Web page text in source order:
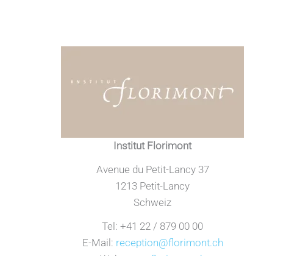
Institut Florimont
Avenue du Petit-Lancy 37
1213 Petit-Lancy
Schweiz
Tel: +41 22 / 879 00 00
E-Mail: reception@florimont.ch